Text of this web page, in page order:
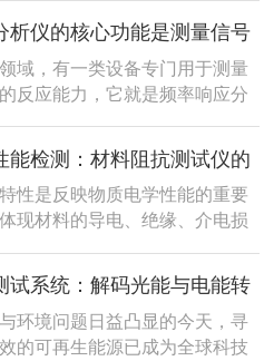
业趋势，多通道电化学工作站
、模块化拓展、数据同步比对
成为实验室批量筛选、平行对
仪...
析仪的核心功能是测量信号
域，有一类设备专门用于测量
反应能力，它就是频率响应分
，观察设备输出信号的变化，
在不同频率下的工作状态。简
像给电子设备做一次“体检”，
能检测：材料阻抗测试仪的
应用
性是反映物质电学性能的重要
现材料的导电、绝缘、介电损
合材料还是新型储能材料，其
化，都会影响产品的电气稳定
性与工况适配性。材料阻抗测
类...
试系统：解码光能与电能转
匙
环境问题日益凸显的今天，寻
的可再生能源已成为全球科技